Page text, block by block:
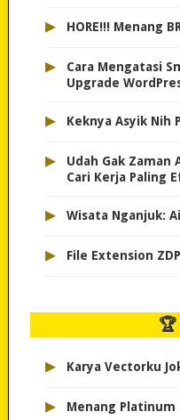
▸ HORE!!! Menang
▸
Cara Mengatasi
Upgrade
▸ Keknya Asyik Nih
▸
Udah Gak Zaman
Cari Kerja Paling
▸ Wisata Nganjuk:
▸ File Extension ZDP
🏆
▸ Karya Vectorku
▸ Menang